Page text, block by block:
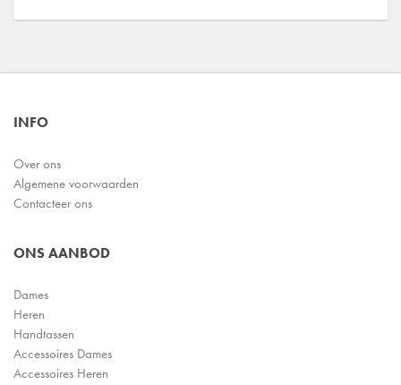
INFO
Over ons
Algemene voorwaarden
Contacteer ons
ONS AANBOD
Dames
Heren
Handtassen
Accessoires Dames
Accessoires Heren